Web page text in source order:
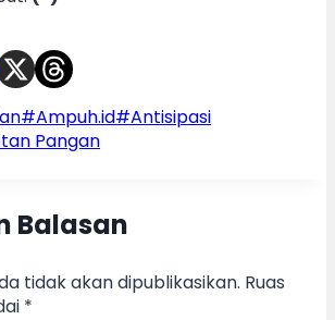
#Ampuh.id#Antisipasi
Pangan
Balasan
tidak akan dipublikasikan. Ruas
*